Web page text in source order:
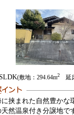
(敷地：294.64m2延床
挟まれた自然豊か
然温泉付き分譲地で